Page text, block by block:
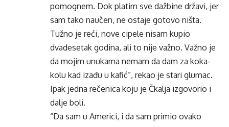
pomognem. Dok platim sve dažbine državi, jer
sam tako naučen, ne ostaje gotovo ništa.
Tužno je reći, nove cipele nisam kupio
dvadesetak godina, ali to nije važno. Važno je
da mojim unukama nemam da dam za koka-
kolu kad izađu u kafić”, rekao je stari glumac.
Ipak jedna rečenica koju je Čkalja izgovorio i
dalje boli.
“Da sam u Americi, i da sam primio ovako